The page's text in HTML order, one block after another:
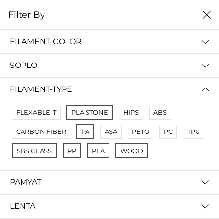
0
No Results
Not Found Filters1
Not Found Filters2
Filter By
FILAMENT-COLOR
SOPLO
FILAMENT-TYPE
FLEXABLE-T PLA STONE HIPS ABS
CARBON FIBER PA ASA PETG PC TPU
SBS GLASS PP PLA WOOD
PAMYAT
LENTA